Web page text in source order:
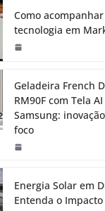
Como
tecnologia em
Geladeira French
RM90F com Tela
Samsung:
foco
Energia Solar em
Entenda o